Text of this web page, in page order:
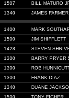
1507
BILL MATURO
1340 JAMES FARMER
1400
MARK
1500
JIM SHIFFLETT
1428
STEVEN
1300
BARRY PRYER
1300
ROB
1300
FRANK DIAZ
1340
DUANE
1500
TONY FICHER